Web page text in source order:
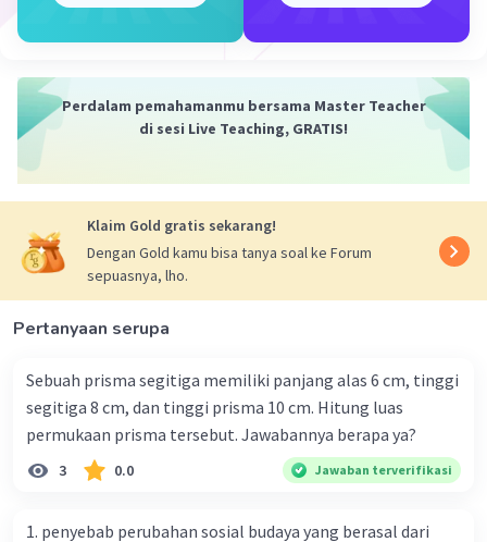
dengan tinggi prisma.
Dengan menggunakan rumus luas trapesium dan volume
prisma, kita dapat menghitung volume prisma
trapesium siku-siku tersebut sebesar 2.450 cm³.
Perdalam pemahamanmu bersama Master Teacher
di sesi Live Teaching, GRATIS!
Klaim Gold gratis sekarang!
Dengan Gold kamu bisa tanya soal ke Forum
sepuasnya, lho.
Pertanyaan serupa
Sebuah prisma segitiga memiliki panjang alas 6 cm, tinggi
segitiga 8 cm, dan tinggi prisma 10 cm. Hitung luas
permukaan prisma tersebut. Jawabannya berapa ya?
3 0.0 Jawaban terverifikasi
1. penyebab perubahan sosial budaya yang berasal dari